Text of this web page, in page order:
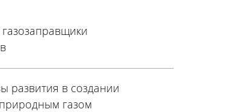
развития в создании
газом